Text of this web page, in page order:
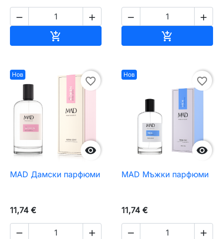
 

 

Нов

favorite_border
MAD Дамски парфюми
11,74 €
 
Нов

favorite_border
MAD Мъжки парфюми
11,74 €
 